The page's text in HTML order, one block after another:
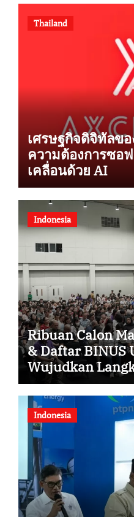
Thailand
เศรษฐกิจดิจิทัลขอ
ความต้องการซอ
เคลื่อนด้วย AI
Indonesia
Ribuan Calon
& Daftar BINUS
Wujudkan
Karier Global
Indonesia